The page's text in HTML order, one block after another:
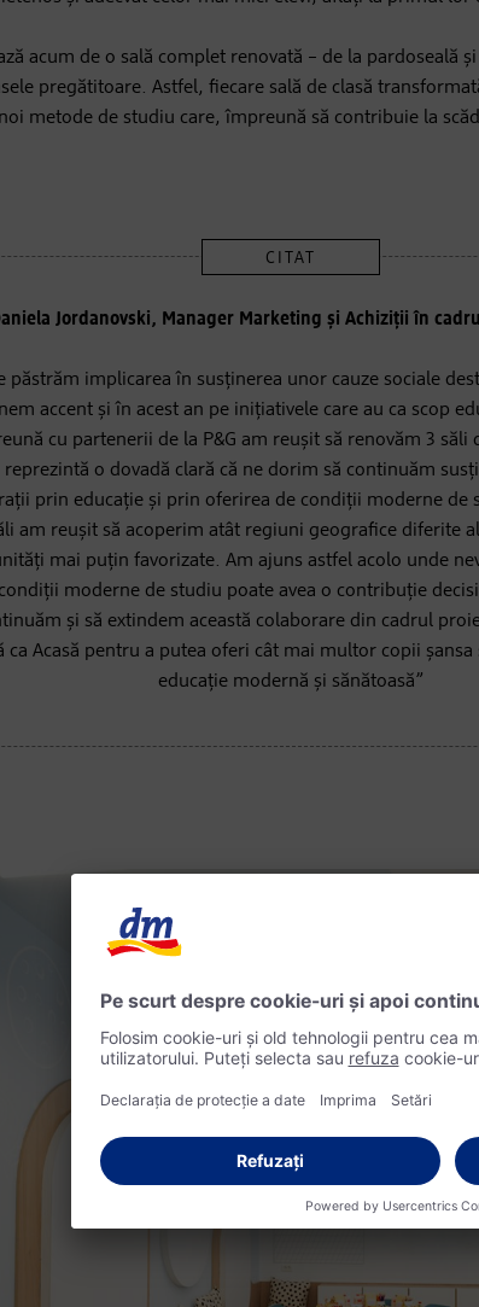
acum de o sală complet renovată – de la pardoseală
pregătitoare. Astfel, fiecare sală de clasă
metode de studiu care, împreună să contribuie la
Jordanovski, Manager Marketing și Achiziții în
păstrăm implicarea în susținerea unor cauze sociale
accent și în acest an pe inițiativele care au ca scop
cu partenerii de la P&G am reușit să renovăm 3 săli
reprezintă o dovadă clară că ne dorim să continuăm
prin educație și prin oferirea de condiții moderne de
am reușit să acoperim atât regiuni geografice diferite
mai puțin favorizate. Am ajuns astfel acolo unde
moderne de studiu poate avea o contribuție
și să extindem această colaborare din cadrul
ca Acasă pentru a putea oferi cât mai multor copii șansa
educație modernă și sănătoasă”